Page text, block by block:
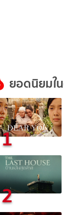
ยอดนิยมใ
1
2